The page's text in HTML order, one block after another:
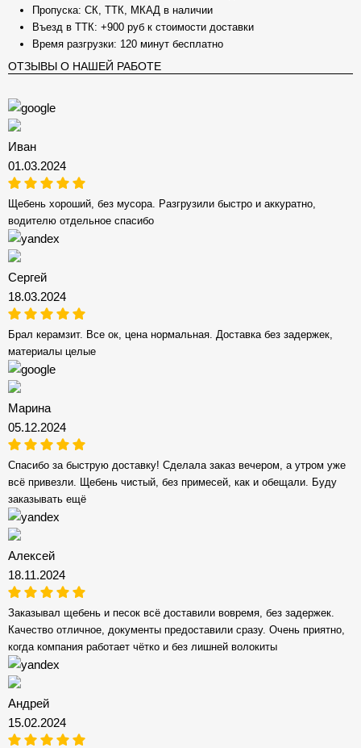
Пропуска: СК, ТТК, МКАД в наличии
Въезд в ТТК: +900 руб к стоимости доставки
Время разгрузки: 120 минут бесплатно
ОТЗЫВЫ О НАШЕЙ РАБОТЕ
Иван
01.03.2024
Щебень хороший, без мусора. Разгрузили быстро и аккуратно,
водителю отдельное спасибо
Сергей
18.03.2024
Брал керамзит. Все ок, цена нормальная. Доставка без задержек,
материалы целые
Марина
05.12.2024
Спасибо за быструю доставку! Сделала заказ вечером, а утром уже
всё привезли. Щебень чистый, без примесей, как и обещали. Буду
заказывать ещё
Алексей
18.11.2024
Заказывал щебень и песок всё доставили вовремя, без задержек.
Качество отличное, документы предоставили сразу. Очень приятно,
когда компания работает чётко и без лишней волокиты
Андрей
15.02.2024